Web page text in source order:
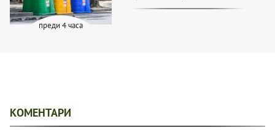
преди 4 часа
КОМЕНТАРИ